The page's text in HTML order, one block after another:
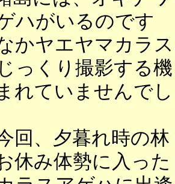
ハがいるのです
かヤエヤマカラス
っくり撮影する機
れていませんでし
回、夕暮れ時の林
休み体勢に入った